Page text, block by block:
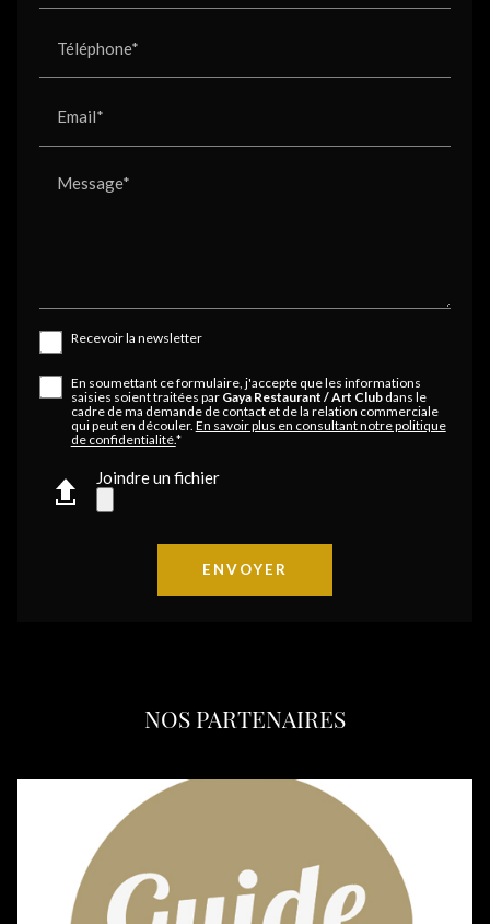
Téléphone*
Email*
Message*
Recevoir la newsletter
En soumettant ce formulaire, j'accepte que les informations
saisies soient traitées par Gaya Restaurant / Art Clubdans le
cadre de ma demande de contact et de la relation commerciale
qui peut en découler. En savoir plus en consultant notre politique
de confidentialité.*
Joindre un fichier
NOS PARTENAIRES